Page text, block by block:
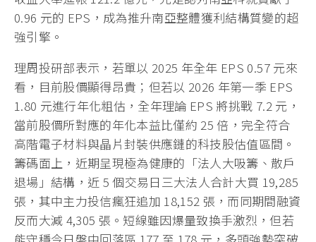
0.96 元的 EPS，成為推升南亞整體獲利結構質變的超
強引擎。
理周投研部表示，若單以 2025 年全年 EPS 0.57 元來
看，目前股價顯得昂貴；但若以 2026 年第一季 EPS
1.80 元進行年化粗估，全年理論 EPS 將挑戰 7.2 元，
當前股價所對應的年化本益比僅約 25 倍，完全符合
高階電子材料與晶片封裝供應鏈的科技股估值區間。
籌碼面上，近期呈現極為健康的「法人大吸籌、散戶
退場」結構，近 5 個交易日三大法人合計大買 19,285
張，其中主力投信瘋狂追加 18,152 張，而同期間融資
反而大減 4,305 張。短線雖因爆量致換手激烈，但若